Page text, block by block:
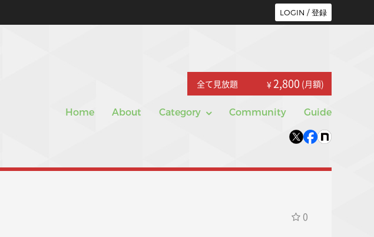
LOGIN / 登録
全て見放題 ¥2,800 (月額)
Home About Category Community Guide
0